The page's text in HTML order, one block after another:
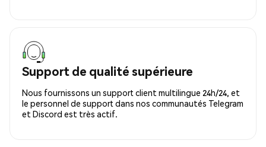
Support de qualité supérieure
Nous fournissons un support client multilingue 24h/24, et
le personnel de support dans nos communautés Telegram
et Discord est très actif.